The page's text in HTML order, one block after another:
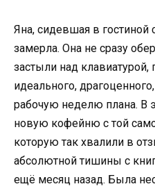
Яна, сидевшая в гостиной
замерла. Она не сразу
застыли над клавиатурой,
идеального,
рабочую неделю плана. В
новую кофейню с той
которую так хвалили в
абсолютной тишины с
ещё месяц назад. Была